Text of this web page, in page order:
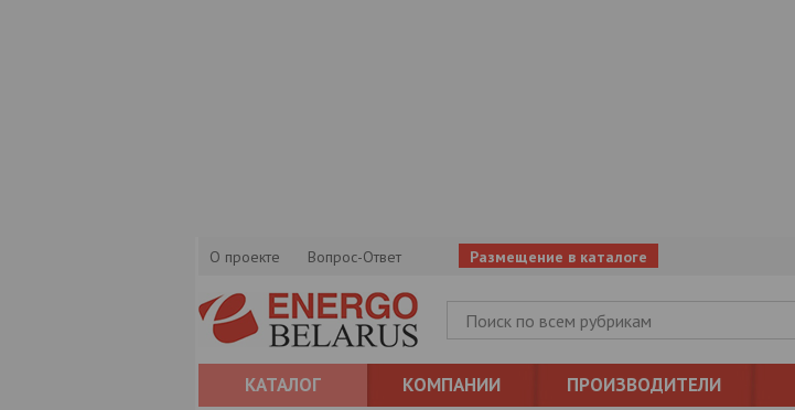
О проекте Вопрос-Ответ Размещение в каталоге
КАТАЛОГ КОМПАНИИ ПРОИЗВОДИТЕЛИ